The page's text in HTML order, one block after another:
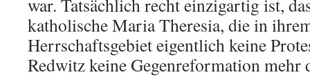
war. Tatsächlich recht einzigartig ist,
katholische Maria Theresia, die in
Herrschaftsgebiet eigentlich keine
Redwitz keine Gegenreformation